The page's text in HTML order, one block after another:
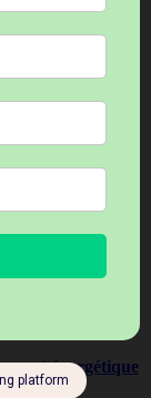
pire qu’avant ?
énergétique